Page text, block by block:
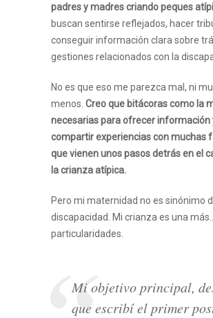
padres y madres criando peques
buscan sentirse reflejados, hacer
conseguir información clara sobre
gestiones relacionados con la
No es que eso me parezca mal, ni
menos. Creo que bitácoras como la
necesarias para ofrecer información
compartir experiencias con muchas
que vienen unos pasos detrás en el
la crianza atípica.
Pero mi maternidad no es sinónimo
discapacidad. Mi crianza es una
particularidades.
Mi objetivo principal,
que escribí el primer